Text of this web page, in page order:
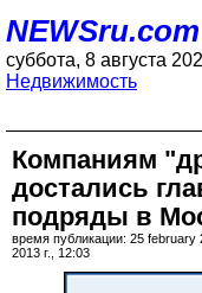
NEWSru.com
суббота, 8 августа
Недвижимость
Компаниям
достались
подряды в
время публикации: 25 february
2013 г., 12:03